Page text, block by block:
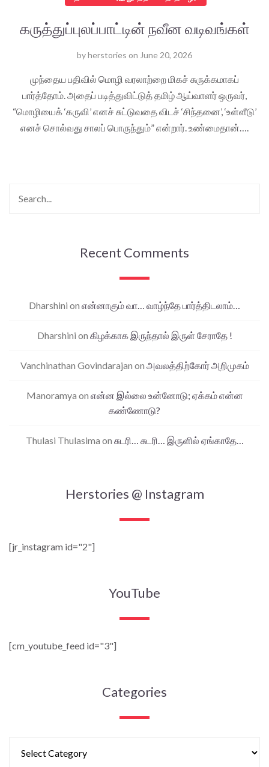
கருத்துப்புலப்பாட்டின் நவீன வடிவங்கள்
byherstories on June 20, 2026
முந்தைய பதிவில் மொழி வரலாற்றை மிகச் சுருக்கமாகப்
பார்த்தோம். அதைப் படித்துவிட்டுத் தமிழ் ஆய்வாளர் ஒருவர்,
“மொழியைக் ‘கருவி’ எனச் சுட்டுவதை விடச் ‘சிந்தனை’, ‘உள்ளீடு’
எனச் சொல்வது சாலப் பொருந்தும்” என்றார். உண்மைதான்….
Recent Comments
Dharshini on என்னாகும் வா… வாழ்ந்தே பார்த்திடலாம்…
Dharshini on கிழக்காக இருந்தால் இருள் சேராதே !
Vanchinathan Govindarajan on அவலத்திற்கோர் அறிமுகம்
Manoramya on என்ன இல்லை உன்னோடு; ஏக்கம் என்ன
கண்ணோடு?
Thulasi Thulasima on சுடரி… சுடரி… இருளில் ஏங்காதே…
Herstories @ Instagram
[jr_instagram id="2"]
YouTube
[cm_youtube_feed id="3"]
Categories